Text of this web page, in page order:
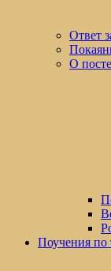
Ответ
О посте
Поучения по